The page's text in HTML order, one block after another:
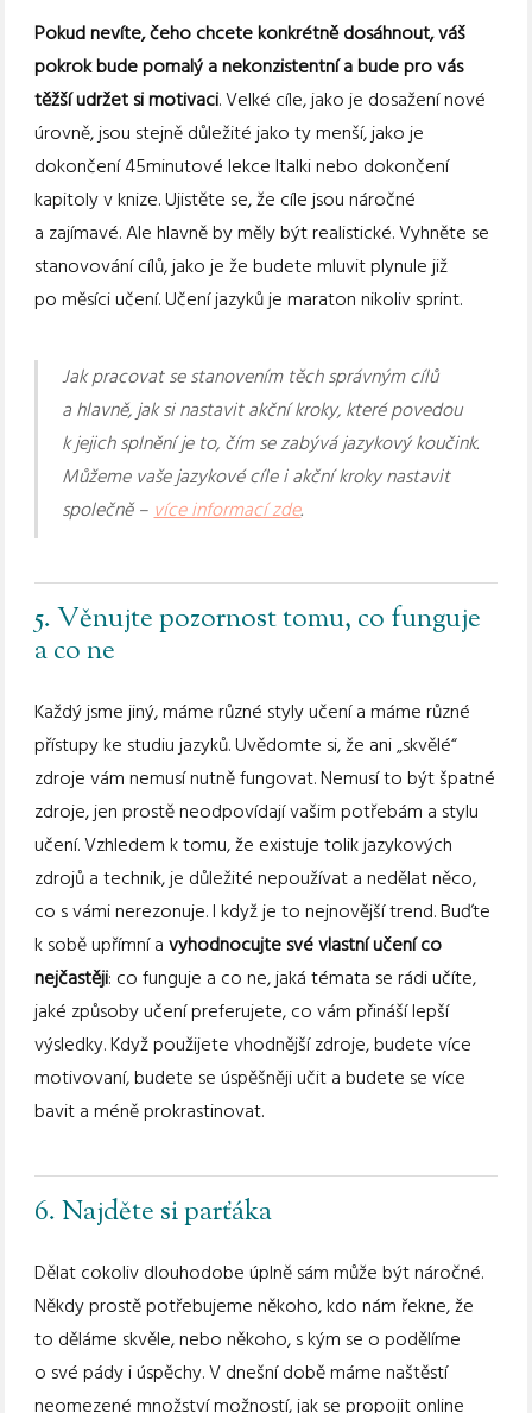
Pokud nevíte, čeho chcete konkrétně dosáhnout, váš
pokrok bude pomalý a nekonzistentní a bude pro vás
těžší udržet si motivaci. Velké cíle, jako je dosažení nové
úrovně, jsou stejně důležité jako ty menší, jako je
dokončení 45minutové lekce Italki nebo dokončení
kapitoly v knize. Ujistěte se, že cíle jsou náročné
a zajímavé. Ale hlavně by měly být realistické. Vyhněte se
stanovování cílů, jako je že budete mluvit plynule již
po měsíci učení. Učení jazyků je maraton nikoliv sprint.
Jak pracovat se stanovením těch správným cílů
a hlavně, jak si nastavit akční kroky, které povedou
k jejich splnění je to, čím se zabývá jazykový koučink.
Můžeme vaše jazykové cíle i akční kroky nastavit
společně – více informací zde.
5. Věnujte pozornost tomu, co funguje
a co ne
Každý jsme jiný, máme různé styly učení a máme různé
přístupy ke studiu jazyků. Uvědomte si, že ani „skvělé“
zdroje vám nemusí nutně fungovat. Nemusí to být špatné
zdroje, jen prostě neodpovídají vašim potřebám a stylu
učení. Vzhledem k tomu, že existuje tolik jazykových
zdrojů a technik, je důležité nepoužívat a nedělat něco,
co s vámi nerezonuje. I když je to nejnovější trend. Buďte
k sobě upřímní avyhodnocujte své vlastní učení co
nejčastěji: co funguje a co ne, jaká témata se rádi učíte,
jaké způsoby učení preferujete, co vám přináší lepší
výsledky. Když použijete vhodnější zdroje, budete více
motivovaní, budete se úspěšněji učit a budete se více
bavit a méně prokrastinovat.
6. Najděte si parťáka
Dělat cokoliv dlouhodobe úplně sám může být náročné.
Někdy prostě potřebujeme někoho, kdo nám řekne, že
to děláme skvěle, nebo někoho, s kým se o podělíme
o své pády i úspěchy. V dnešní době máme naštěstí
neomezené množství možností, jak se propojit online